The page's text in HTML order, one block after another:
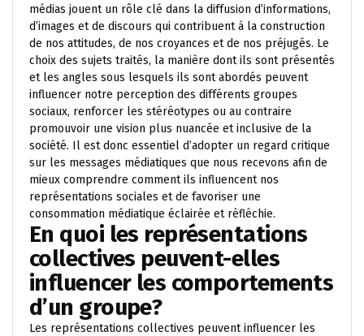
médias jouent un rôle clé dans la diffusion d’informations,
d’images et de discours qui contribuent à la construction
de nos attitudes, de nos croyances et de nos préjugés. Le
choix des sujets traités, la manière dont ils sont présentés
et les angles sous lesquels ils sont abordés peuvent
influencer notre perception des différents groupes
sociaux, renforcer les stéréotypes ou au contraire
promouvoir une vision plus nuancée et inclusive de la
société. Il est donc essentiel d’adopter un regard critique
sur les messages médiatiques que nous recevons afin de
mieux comprendre comment ils influencent nos
représentations sociales et de favoriser une
consommation médiatique éclairée et réfléchie.
En quoi les représentations
collectives peuvent-elles
influencer les comportements
d’un groupe?
Les représentations collectives peuvent influencer les